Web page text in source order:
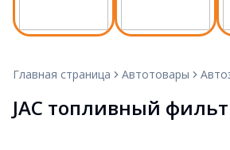
Главная страница Автотовары
JAC топливный